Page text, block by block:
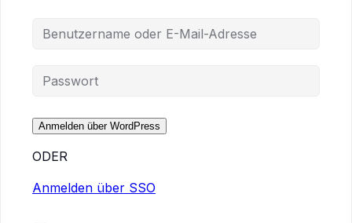
ODER
Anmelden über SSO